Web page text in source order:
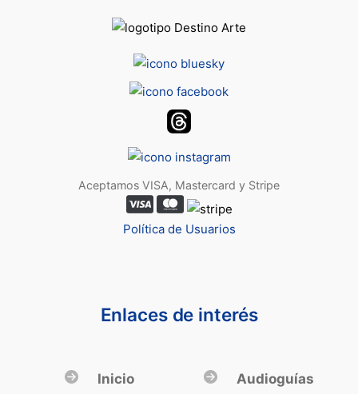
Aceptamos VISA, Mastercard y Stripe
Política de Usuarios
Enlaces de interés
Inicio Audioguías